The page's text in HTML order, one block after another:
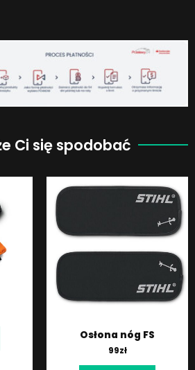
Ci się spodobać
Osłona nóg FS
99zł